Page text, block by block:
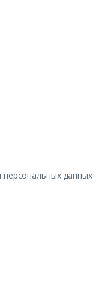
данных